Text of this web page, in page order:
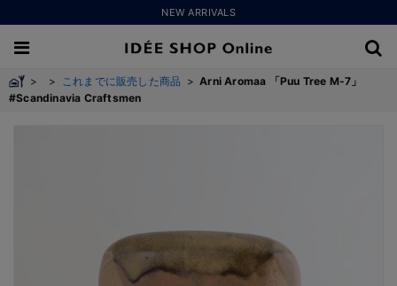
NEW ARRIVALS
> > これまでに販売した商品 >Arni Aromaa 「Puu Tree M-7」
#Scandinavia Craftsmen